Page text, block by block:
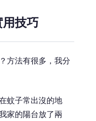
技巧
方法有很多，我分
蚊子常出沒的地
家的陽台放了兩